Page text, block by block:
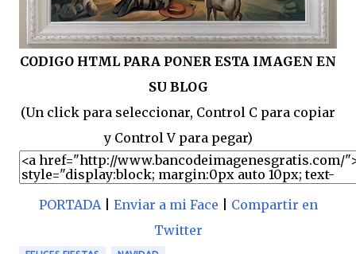
CODIGO HTML PARA PONER ESTA IMAGEN EN
SU BLOG
(Un click para seleccionar, Control C para copiar
y Control V para pegar)
PORTADA| Enviar a mi Face
Compartir en
Twitter